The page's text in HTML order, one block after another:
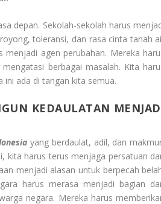
depan. Sekolah-sekolah harus
toleransi, dan rasa cinta tanah
agen perubahan. Mereka
berbagai masalah. Kita
ini ada di tangan kita semua.
KEDAULATAN
yang berdaulat, adil, dan
kita harus terus menjaga persatuan
menjadi alasan untuk berpecah
harus merasa menjadi bagian
negara. Mereka harus